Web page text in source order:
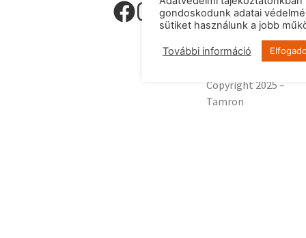
Kapcsolat
|Adatvédelmi
tájékoztató|
Sütik
Copyright 2025 –
Tamron
gondoskodunk adatai
sütiket használunk a jobb
További információ